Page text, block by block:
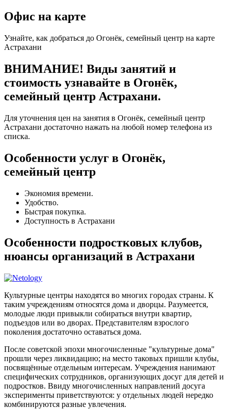
Офис на карте
Узнайте, как добраться до Огонёк, семейный центр на карте
Астрахани
ВНИМАНИЕ! Виды занятий и
стоимость узнавайте в Огонёк,
семейный центр Астрахани.
Для уточнения цен на занятия в Огонёк, семейный центр
Астрахани достаточно нажать на любой номер телефона из
списка.
Особенности услуг в Огонёк,
семейный центр
Экономия времени.
Удобство.
Быстрая покупка.
Доступность в Астрахани
Особенности подростковых клубов,
нюансы организаций в Астрахани
Культурные центры находятся во многих городах страны. К
таким учреждениям относятся дома и дворцы. Разумеется,
молодые люди привыкли собираться внутри квартир,
подъездов или во дворах. Представителям взрослого
поколения достаточно оставаться дома.
После советской эпохи многочисленные "культурные дома"
прошли через ликвидацию; на место таковых пришли клубы,
посвящённые отдельным интересам. Учреждения нанимают
специфических сотрудников, организующих досуг для детей и
подростков. Ввиду многочисленных направлений досуга
эксперименты приветствуются: у отдельных людей нередко
комбинируются разные увлечения.